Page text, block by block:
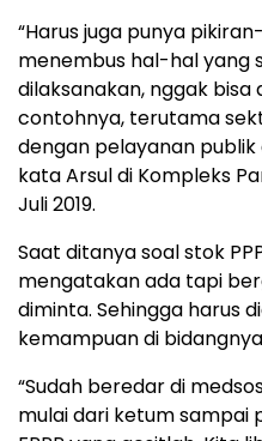
“Harus juga punya
menembus hal-hal yang
dilaksanakan, nggak bisa
contohnya, terutama
dengan pelayanan publik
kata Arsul di Kompleks
Juli 2019.
Saat ditanya soal stok
mengatakan ada tapi
diminta. Sehingga harus
kemampuan di
“Sudah beredar di
mulai dari ketum